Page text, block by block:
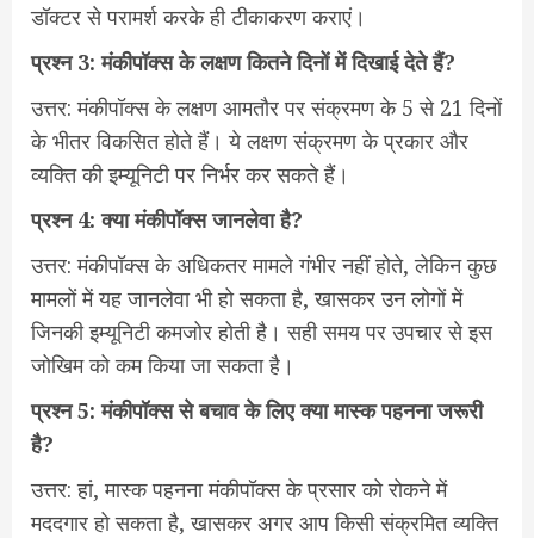
डॉक्टर से परामर्श करके ही टीकाकरण कराएं।
प्रश्न 3: मंकीपॉक्स के लक्षण कितने दिनों में दिखाई देते हैं?
उत्तर: मंकीपॉक्स के लक्षण आमतौर पर संक्रमण के 5 से 21 दिनों
के भीतर विकसित होते हैं। ये लक्षण संक्रमण के प्रकार और
व्यक्ति की इम्यूनिटी पर निर्भर कर सकते हैं।
प्रश्न 4: क्या मंकीपॉक्स जानलेवा है?
उत्तर: मंकीपॉक्स के अधिकतर मामले गंभीर नहीं होते, लेकिन कुछ
मामलों में यह जानलेवा भी हो सकता है, खासकर उन लोगों में
जिनकी इम्यूनिटी कमजोर होती है। सही समय पर उपचार से इस
जोखिम को कम किया जा सकता है।
प्रश्न 5: मंकीपॉक्स से बचाव के लिए क्या मास्क पहनना जरूरी
है?
उत्तर: हां, मास्क पहनना मंकीपॉक्स के प्रसार को रोकने में
मददगार हो सकता है, खासकर अगर आप किसी संक्रमित व्यक्ति